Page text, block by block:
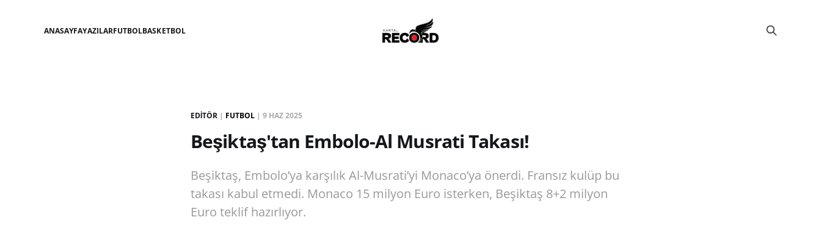
ANASAYFAYAZILARFUTBOLBASKETBOL
EDITÖR | FUTBOL | 9 HAZ 2025
Beşiktaş'tan Embolo-Al Musrati Takası!
Beşiktaş, Embolo’ya karşılık Al-Musrati’yi Monaco’ya önerdi. Fransız kulüp bu
takası kabul etmedi. Monaco 15 milyon Euro isterken, Beşiktaş 8+2 milyon
Euro teklif hazırlıyor.